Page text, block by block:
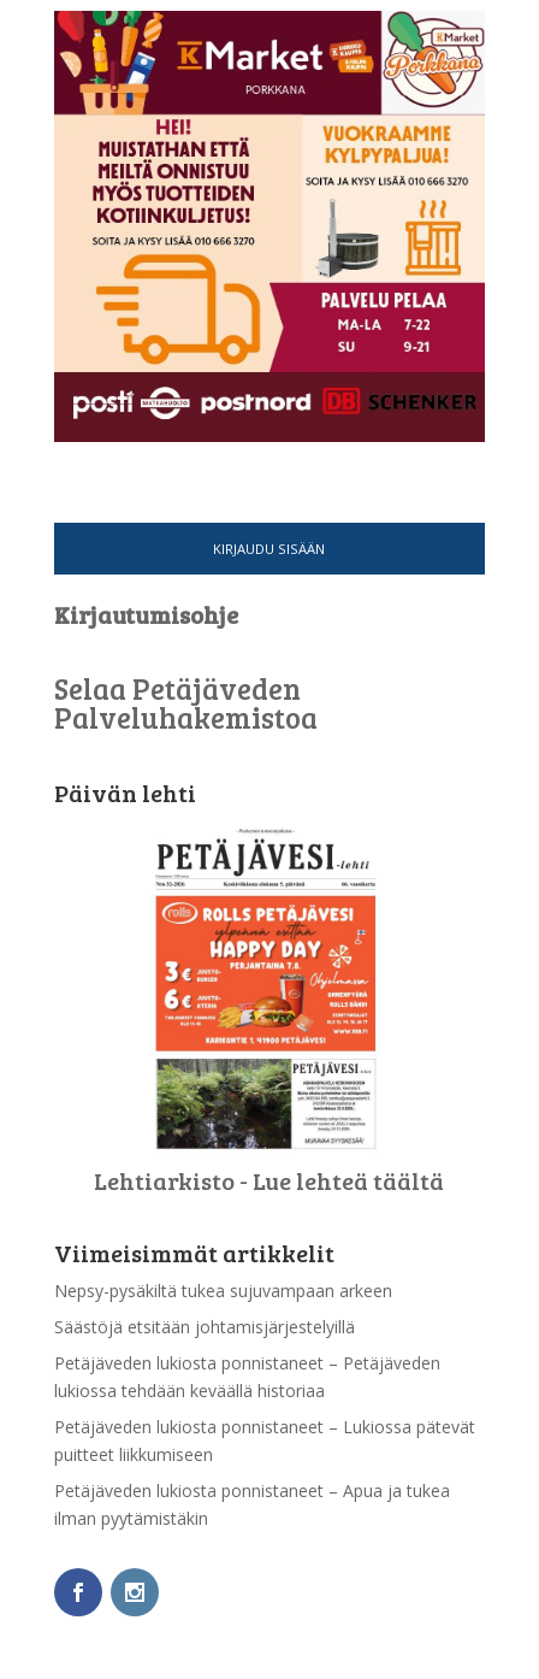
KIRJAUDU SISÄÄN
Kirjautumisohje
Selaa Petäjäveden
Palveluhakemistoa
Päivän lehti
Lehtiarkisto - Lue lehteä täältä
Viimeisimmät artikkelit
Nepsy-pysäkiltä tukea sujuvampaan arkeen
Säästöjä etsitään johtamisjärjestelyillä
Petäjäveden lukiosta ponnistaneet – Petäjäveden
lukiossa tehdään keväällä historiaa
Petäjäveden lukiosta ponnistaneet – Lukiossa pätevät
puitteet liikkumiseen
Petäjäveden lukiosta ponnistaneet – Apua ja tukea
ilman pyytämistäkin